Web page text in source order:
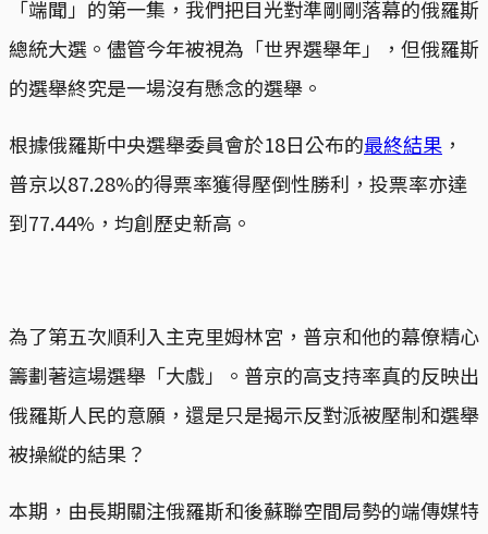
「端聞」的第一集，我們把目光對準剛剛落幕的俄羅斯
總統大選。儘管今年被視為「世界選舉年」，但俄羅斯
的選舉終究是一場沒有懸念的選舉。
根據俄羅斯中央選舉委員會於18日公布的最終結果 ，
普京以87.28%的得票率獲得壓倒性勝利，投票率亦達
到77.44%，均創歷史新高。
為了第五次順利入主克里姆林宮，普京和他的幕僚精心
籌劃著這場選舉「大戲」。普京的高支持率真的反映出
俄羅斯人民的意願，還是只是揭示反對派被壓制和選舉
被操縱的結果？
本期，由長期關注俄羅斯和後蘇聯空間局勢的端傳媒特